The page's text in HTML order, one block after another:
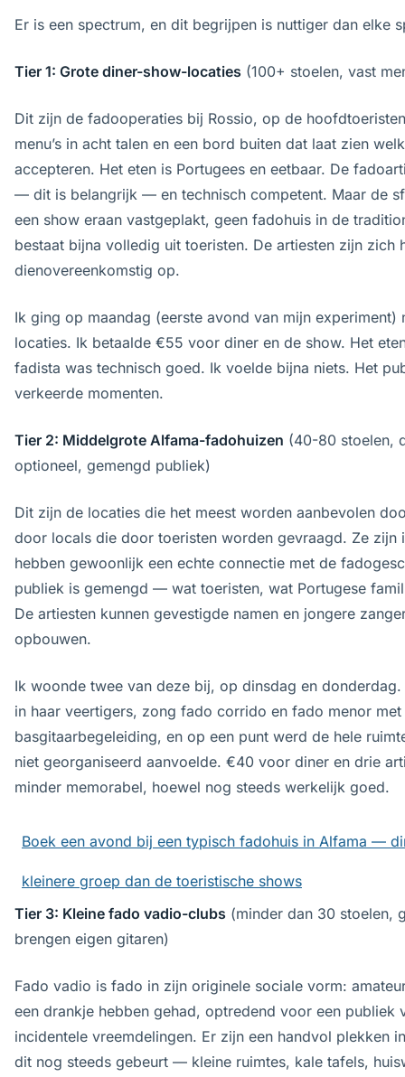
Er is een spectrum, en dit begrijpen is nuttiger dan elke
Tier 1: Grote diner-show-locaties (100+ stoelen, vast
Dit zijn de fadooperaties bij Rossio, op de
menu’s in acht talen en een bord buiten dat laat zien
accepteren. Het eten is Portugees en eetbaar. De
— dit is belangrijk — en technisch competent. Maar de
een show eraan vastgeplakt, geen fadohuis in de
bestaat bijna volledig uit toeristen. De artiesten zijn zich
dienovereenkomstig op.
Ik ging op maandag (eerste avond van mijn experiment)
locaties. Ik betaalde €55 voor diner en de show. Het
fadista was technisch goed. Ik voelde bijna niets. Het
verkeerde momenten.
Tier 2: Middelgrote Alfama-fadohuizen (40-80 stoelen,
optioneel, gemengd publiek)
Dit zijn de locaties die het meest worden aanbevolen
door locals die door toeristen worden gevraagd. Ze zijn
hebben gewoonlijk een echte connectie met de
publiek is gemengd — wat toeristen, wat Portugese
De artiesten kunnen gevestigde namen en jongere
opbouwen.
Ik woonde twee van deze bij, op dinsdag en
in haar veertigers, zong fado corrido en fado menor
basgitaarbegeleiding, en op een punt werd de hele
niet georganiseerd aanvoelde. €40 voor diner en drie
minder memorabel, hoewel nog steeds werkelijk goed.
Boek een avond bij een typisch fadohuis in Alfama —
kleinere groep dan de toeristische shows
Tier 3: Kleine fado vadio-clubs (minder dan 30 stoelen,
brengen eigen gitaren)
Fado vadio is fado in zijn originele sociale vorm:
een drankje hebben gehad, optredend voor een publiek
incidentele vreemdelingen. Er zijn een handvol plekken
dit nog steeds gebeurt — kleine ruimtes, kale tafels,